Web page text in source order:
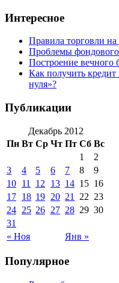
Интересное
Правила торговли на
Проблемы
Построение вечного
Как получить кредит
нуля»?
Публикации
Декабрь 2012
Пн Вт Ср Чт Пт Сб Вс
« Ноя Янв »
1
2
3
4 5 6 7 8
9
10 11 12 13 14 15 16
17 18 19 20 21 22 23
24 25 26 27 28 29 30
31
Популярное